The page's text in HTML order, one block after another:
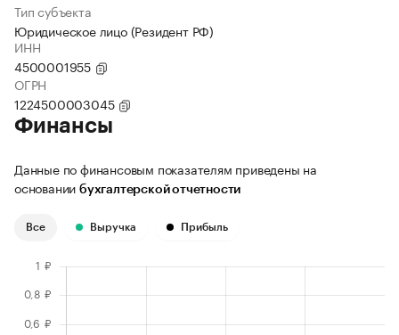
Тип субъекта
Юридическое лицо (Резидент РФ)
ИНН
4500001955
ОГРН
1224500003045
Финансы
Данные по финансовым показателям приведены на
основании бухгалтерской отчетности
Все Выручка Прибыль